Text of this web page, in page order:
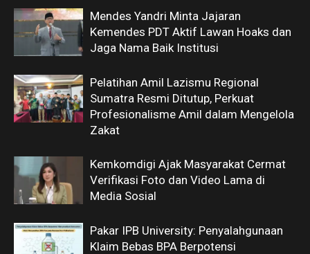
Mendes Yandri Minta Jajaran
Kemendes PDT Aktif Lawan Hoaks dan
Jaga Nama Baik Institusi
Pelatihan Amil Lazismu Regional
Sumatra Resmi Ditutup, Perkuat
Profesionalisme Amil dalam Mengelola
Zakat
Kemkomdigi Ajak Masyarakat Cermat
Verifikasi Foto dan Video Lama di
Media Sosial
Pakar IPB University: Penyalahgunaan
Klaim Bebas BPA Berpotensi